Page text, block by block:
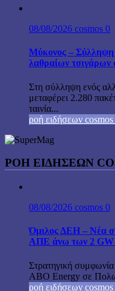
08/08/2026 cosmos 0
Μύκονος – Σύλληψη
λαθραίων τσιγάρων
Στη σύλληψη ενός
μεταφέρει 2.280
ταινία...
ροή ειδήσεων
ΡΟΉ ΕΙΔΉΣΕΩΝ
08/08/2026 cosmos 0
Όμιλος ΔΕΗ – Νέα
ΑΠΕ άνω των 2 GW
Στρατηγική συμφωνία
ABO Energy σε
ροή ειδήσεων